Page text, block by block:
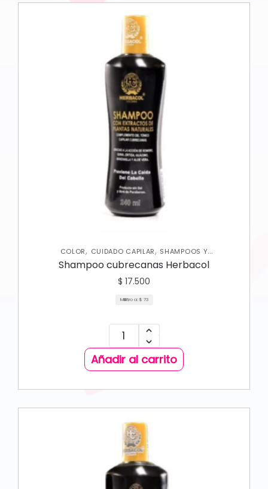
COLOR, CUIDADO CAPILAR, SHAMPOOS Y
ACONDICIONADORES
Shampoo cubrecanas Herbacol
$ 17.500
Mililitro a: $ 73
Añadir al carrito